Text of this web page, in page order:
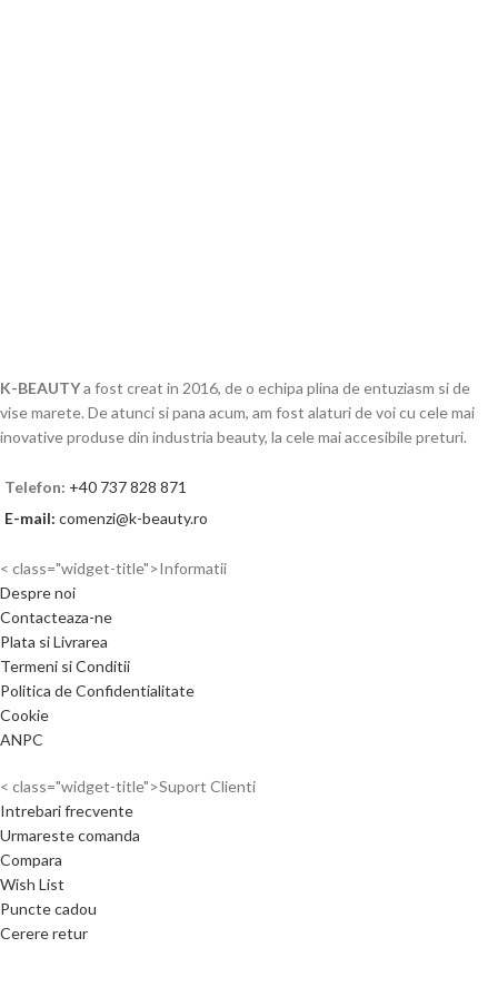
K-BEAUTYa fost creat in 2016, de o echipa plina de entuziasm si de
vise marete. De atunci si pana acum, am fost alaturi de voi cu cele mai
inovative produse din industria beauty, la cele mai accesibile preturi.
Telefon: +40 737 828 871
E-mail: comenzi@k-beauty.ro
< class="widget-title">Informatii
Despre noi
Contacteaza-ne
Plata si Livrarea
Termeni si Conditii
Politica de Confidentialitate
Cookie
ANPC
< class="widget-title">Suport Clienti
Intrebari frecvente
Urmareste comanda
Compara
Wish List
Puncte cadou
Cerere retur